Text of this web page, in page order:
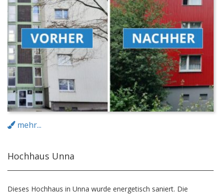
Bodenbeschichtung
Mauerwerksabdichtung
Referenzen
und Abrüsten der Fassaden […]
mehr...
Hochhaus Unna
Dieses Hochhaus in Unna wurde energetisch saniert. Die